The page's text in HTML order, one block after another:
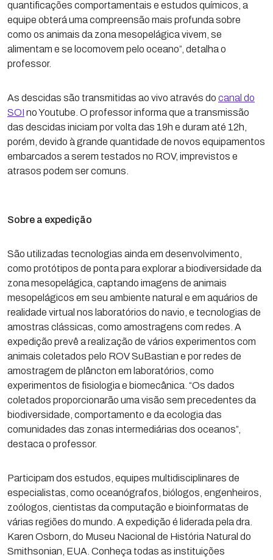
quantificações comportamentais e estudos químicos, a
equipe obterá uma compreensão mais profunda sobre
como os animais da zona mesopelágica vivem, se
alimentam e se locomovem pelo oceano”, detalha o
professor.
As descidas são transmitidas ao vivo através do canal do
SOI no Youtube. O professor informa que a transmissão
das descidas iniciam por volta das 19h e duram até 12h,
porém, devido à grande quantidade de novos equipamentos
embarcados a serem testados no ROV, imprevistos e
atrasos podem ser comuns.
Sobre a expedição
São utilizadas tecnologias ainda em desenvolvimento,
como protótipos de ponta para explorar a biodiversidade da
zona mesopelágica, captando imagens de animais
mesopelágicos em seu ambiente natural e em aquários de
realidade virtual nos laboratórios do navio, e tecnologias de
amostras clássicas, como amostragens com redes. A
expedição prevê a realização de vários experimentos com
animais coletados pelo ROV SuBastian e por redes de
amostragem de plâncton em laboratórios, como
experimentos de fisiologia e biomecânica. “Os dados
coletados proporcionarão uma visão sem precedentes da
biodiversidade, comportamento e da ecologia das
comunidades das zonas intermediárias dos oceanos”,
destaca o professor.
Participam dos estudos, equipes multidisciplinares de
especialistas, como oceanógrafos, biólogos, engenheiros,
zoólogos, cientistas da computação e bioinformatas de
várias regiões do mundo. A expedição é liderada pela dra.
Karen Osborn, do Museu Nacional de História Natural do
Smithsonian, EUA. Conheça todas as instituições